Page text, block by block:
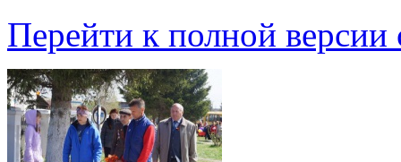
Перейти к полной версии